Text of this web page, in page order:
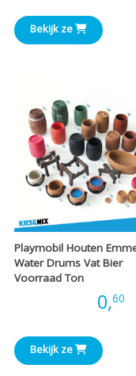
Bekijk ze
Playmobil Houten
Water Drums Vat Bier
Voorraad Ton
0,60
Bekijk ze